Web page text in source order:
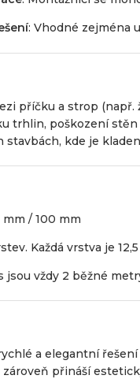
: Vhodné zejména
příčku a strop
trhlin, poškození
kde je
/ 100 mm
Každá vrstva je
jsou vždy 2 běžné
a elegantní
zároveň přináší